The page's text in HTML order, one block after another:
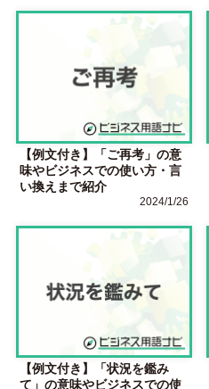
【例文付き】「ご再考」の意
味やビジネスでの使い方・言
い換えまで紹介
2024/1/26
【例文付き】「状況を鑑み
て」の意味やビジネスでの使